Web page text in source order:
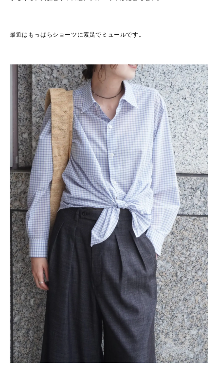
最近はもっぱらショーツに素足でミュールです。